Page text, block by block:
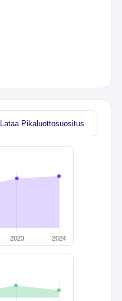
Lataa Pikaluottosuositus